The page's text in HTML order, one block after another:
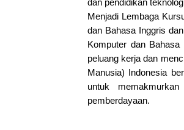
Menjadi Lembaga
dan Bahasa Inggris
Komputer dan
peluang kerja dan
Manusia) Indonesia
untuk
pemberdayaan.